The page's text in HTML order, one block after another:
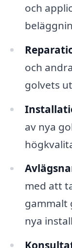
och
och
golvets
av nya
med att
gammalt
nya